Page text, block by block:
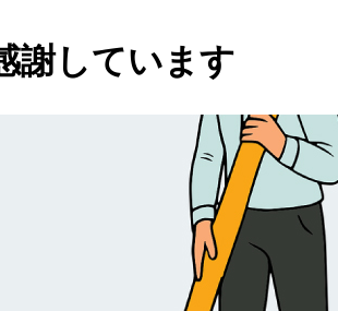
謝しています